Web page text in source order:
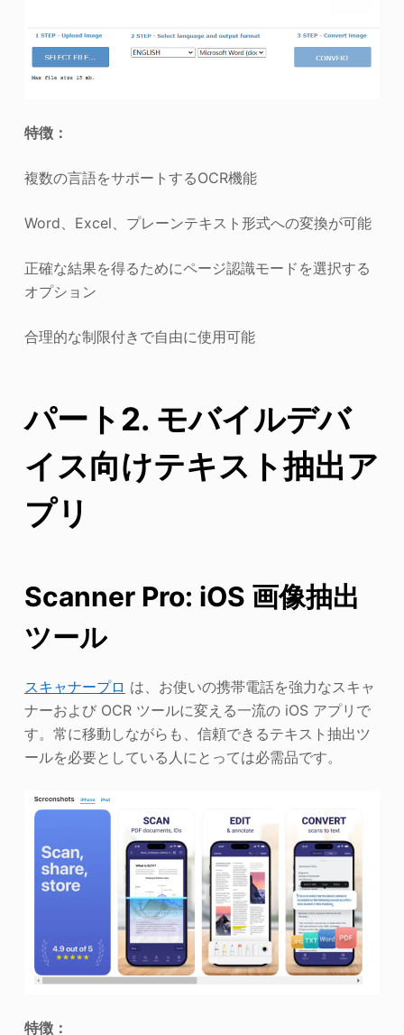
特徴：
複数の言語をサポートするOCR機能
Word、Excel、プレーンテキスト形式への変換が可能
正確な結果を得るためにページ認識モードを選択する
オプション
合理的な制限付きで自由に使用可能
パート2. モバイルデバ
イス向けテキスト抽出ア
プリ
Scanner Pro: iOS 画像抽出
ツール
スキャナープロ は、お使いの携帯電話を強力なスキャ
ナーおよび OCR ツールに変える一流の iOS アプリで
す。常に移動しながらも、信頼できるテキスト抽出ツ
ールを必要としている人にとっては必需品です。
特徴：